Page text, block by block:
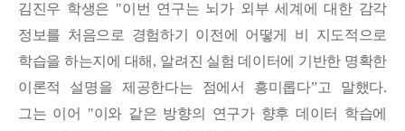
김진우 학생은 "이번 연구는 뇌가 외부 세계에 대한 감각
정보를 처음으로 경험하기 이전에 어떻게 비 지도적으로
학습을 하는지에 대해 , 알려진 실험 데이터에 기반한 명확한
이론적 설명을 제공한다는 점에서 흥미롭다ˮ고 말했다.
그는 이어
"이와 같은 방향의 연구가 향후 데이터 학습에